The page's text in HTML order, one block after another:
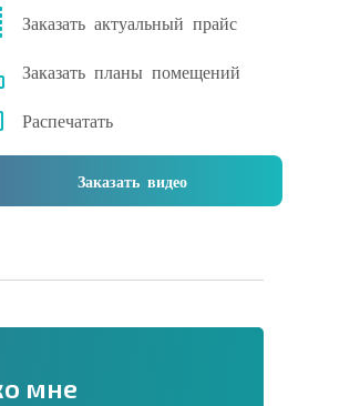
Заказать актуальный прайс
Заказать планы помещений
Распечатать
Заказать видео
мне